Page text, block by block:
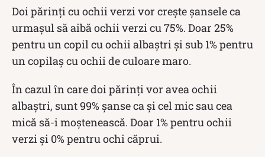
Doi părinți cu ochii verzi vor crește șansele ca
urmașul să aibă ochii verzi cu 75%. Doar 25%
pentru un copil cu ochii albaștri și sub 1% pentru
un copilaș cu ochii de culoare maro.
În cazul în care doi părinți vor avea ochii
albaștri, sunt 99% șanse ca și cel mic sau cea
mică să-i moștenească. Doar 1% pentru ochii
verzi și 0% pentru ochi căprui.